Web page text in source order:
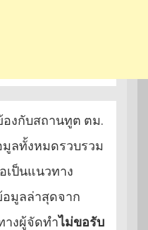
องกับสถานทูต ตม.
ลทั้งหมดรวบรวม
เป็นแนวทาง
มูลล่าสุดจาก
างผู้จัดทำไม่ขอรับ